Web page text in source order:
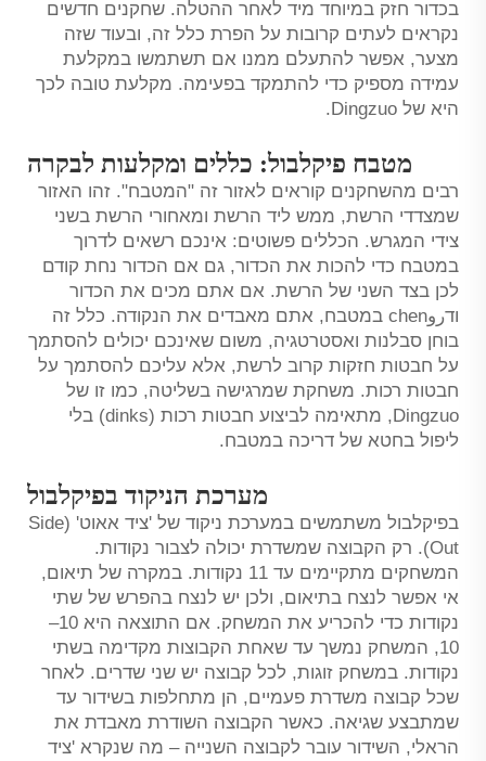
בכדור חזק במיוחד מיד לאחר ההטלה. שחקנים חדשים
נקראים לעתים קרובות על הפרת כלל זה, ובעוד שזה
מצער, אפשר להתעלם ממנו אם תשתמשו במקלעת
עמידה מספיק כדי להתמקד בפעימה. מקלעת טובה לכך
היא של Dingzuo.
מטבח פיקלבול: כללים ומקלעות לבקרה
רבים מהשחקנים קוראים לאזור זה "המטבח". זהו האזור
שמצדדי הרשת, ממש ליד הרשת ומאחורי הרשת בשני
צידי המגרש. הכללים פשוטים: אינכם רשאים לדרוך
במטבח כדי להכות את הכדור, גם אם הכדור נחת קודם
לכן בצד השני של הרשת. אם אתם מכים את הכדור
ודروchen במטבח, אתם מאבדים את הנקודה. כלל זה
בוחן סבלנות ואסטרטגיה, משום שאינכם יכולים להסתמך
על חבטות חזקות קרוב לרשת, אלא עליכם להסתמך על
חבטות רכות. משחקת שמרגישה בשליטה, כמו זו של
Dingzuo, מתאימה לביצוע חבטות רכות (dinks) בלי
ליפול בחטא של דריכה במטבח.
מערכת הניקוד בפיקלבול
בפיקלבול משתמשים במערכת ניקוד של 'ציד אאוט' (Side
Out). רק הקבוצה שמשדרת יכולה לצבור נקודות.
המשחקים מתקיימים עד 11 נקודות. במקרה של תיאום,
אי אפשר לנצח בתיאום, ולכן יש לנצח בהפרש של שתי
נקודות כדי להכריע את המשחק. אם התוצאה היא 10–
10, המשחק נמשך עד שאחת הקבוצות מקדימה בשתי
נקודות. במשחק זוגות, לכל קבוצה יש שני שדרים. לאחר
שכל קבוצה משדרת פעמיים, הן מתחלפות בשידור עד
שמתבצע שגיאה. כאשר הקבוצה השודרת מאבדת את
הראלי, השידור עובר לקבוצה השנייה – מה שנקרא 'ציד